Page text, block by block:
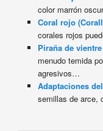
color marrón
Coral rojo
corales rojos
Piraña de
menudo temida
agresivos…
Adaptaciones
semillas de arce,